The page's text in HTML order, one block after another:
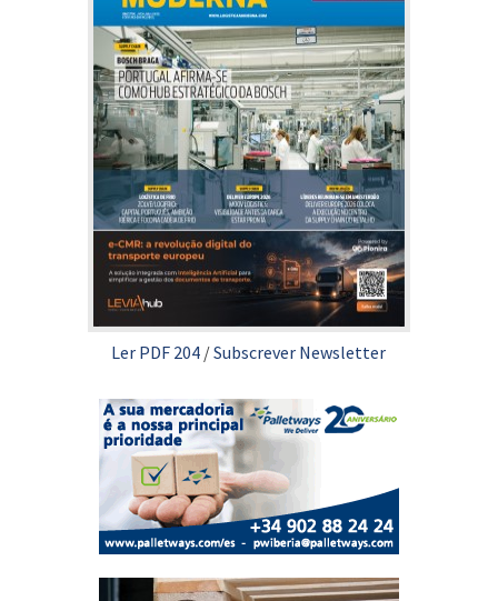
Ler PDF 204 /Subscrever Newsletter